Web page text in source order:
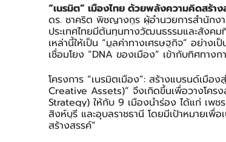
“เนรมิต” เมืองไทย ด้วยพลังความคิดสร้าง
ดร. ชาคริต พิชญางกูร ผู้อำนวยการสำนักง
ประเทศไทยมีต้นทุนทางวัฒนธรรมและสังค
เหล่านี้ให้เป็น “มูลค่าทางเศรษฐกิจ” อย่าง
เชื่อมโยง “DNA ของเมือง” เข้ากับทิศทาง
โครงการ “เนรมิตเมือง”: สร้างแบรนด์เมื
Creative Assets)” จึงเกิดขึ้นเพื่อวางโค
Strategy) ให้กับ 9 เมืองนำร่อง ได้แก่ เพช
สิงห์บุรี และอุบลราชธานี โดยมีเป้าหมายเพื่
สร้างสรรค์”